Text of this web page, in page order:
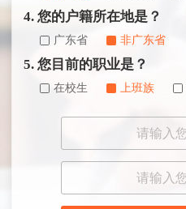
4. 您的户籍所在地是？
广东省 非广东省
5. 您目前的职业是？
在校生 上班族